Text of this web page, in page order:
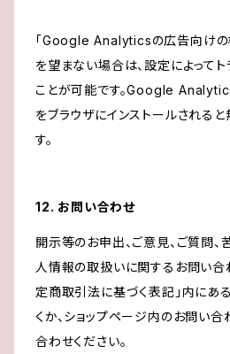
「Google Analyticsの広告向けの
を望まない場合は、設定によって
ことが可能です。Google
をブラウザにインストールされる
す。
12. お問い合わせ
開示等のお申出、ご意見、ご質問
人情報の取扱いに関するお問い合
定商取引法に基づく表記」内にあ
くか、ショップページ内のお問い
合わせください。